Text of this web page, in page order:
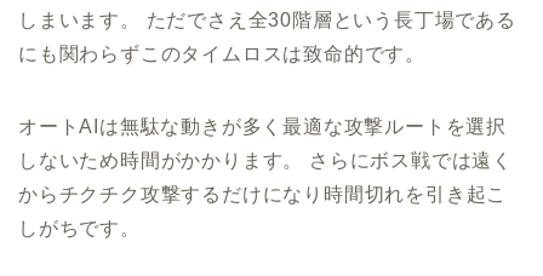
しまいます。 ただでさえ全30階層という長丁場である
にも関わらずこのタイムロスは致命的です。
オートAIは無駄な動きが多く最適な攻撃ルートを選択
しないため時間がかかります。 さらにボス戦では遠く
からチクチク攻撃するだけになり時間切れを引き起こ
しがちです。